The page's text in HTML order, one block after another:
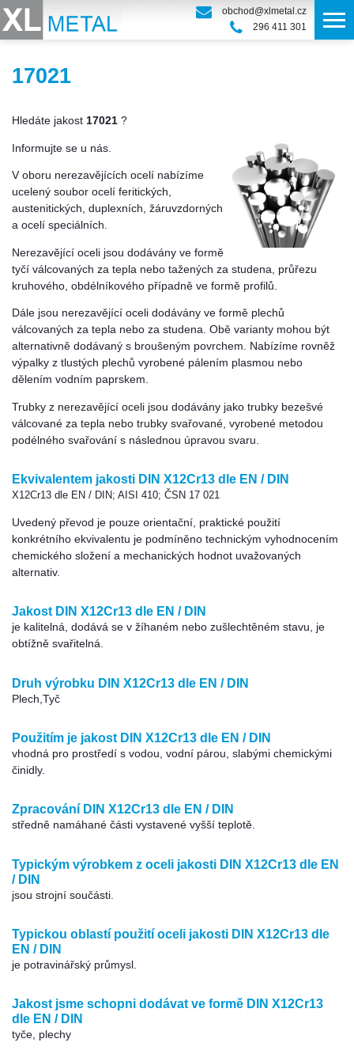
obchod@xlmetal.cz
296 411 301
17021
Hledáte jakost 17021 ?
Informujte se u nás.
V oboru nerezavějících ocelí nabízíme
ucelený soubor ocelí feritických,
austenitických, duplexních, žáruvzdorných
a ocelí speciálních.
Nerezavějící oceli jsou dodávány ve formě
tyčí válcovaných za tepla nebo tažených za studena, průřezu
kruhového, obdélníkového případně ve formě profilů.
Dále jsou nerezavějící oceli dodávány ve formě plechů
válcovaných za tepla nebo za studena. Obě varianty mohou být
alternativně dodávaný s broušeným povrchem. Nabízíme rovněž
výpalky z tlustých plechů vyrobené pálením plasmou nebo
dělením vodním paprskem.
Trubky z nerezavějící oceli jsou dodávány jako trubky bezešvé
válcované za tepla nebo trubky svařované, vyrobené metodou
podélného svařování s následnou úpravou svaru.
Ekvivalentem jakosti DIN X12Cr13 dle EN / DIN
X12Cr13 dle EN / DIN; AISI 410; ČSN 17 021
Uvedený převod je pouze orientační, praktické použití
konkrétního ekvivalentu je podmíněno technickým vyhodnocením
chemického složení a mechanických hodnot uvažovaných
alternativ.
Jakost DIN X12Cr13 dle EN / DIN
je kalitelná, dodává se v žíhaném nebo zušlechtěném stavu, je
obtížně svařitelná.
Druh výrobku DIN X12Cr13 dle EN / DIN
Plech,Tyč
Použitím je jakost DIN X12Cr13 dle EN / DIN
vhodná pro prostředí s vodou, vodní párou, slabými chemickými
činidly.
Zpracování DIN X12Cr13 dle EN / DIN
středně namáhané části vystavené vyšší teplotě.
Typickým výrobkem z oceli jakosti DIN X12Cr13 dle EN
/ DIN
jsou strojní součásti.
Typickou oblastí použití oceli jakosti DIN X12Cr13 dle
EN / DIN
je potravinářský průmysl.
Jakost jsme schopni dodávat ve formě DIN X12Cr13
dle EN / DIN
tyče, plechy